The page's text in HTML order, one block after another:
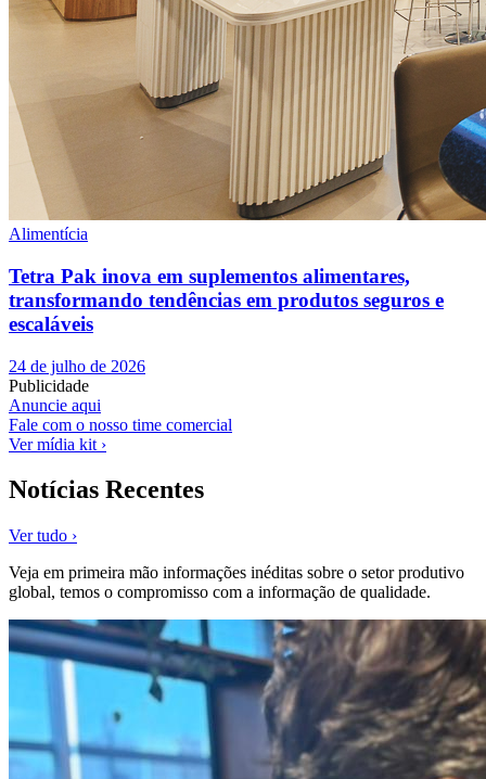
Alimentícia
Tetra Pak inova em suplementos alimentares,
transformando tendências em produtos seguros e
escaláveis
24 de julho de 2026
Publicidade
Anuncie aqui
Fale com o nosso time comercial
Ver mídia kit ›
Notícias Recentes
Ver tudo ›
Veja em primeira mão informações inéditas sobre o setor produtivo
global, temos o compromisso com a informação de qualidade.